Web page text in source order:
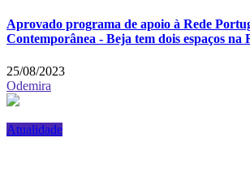
Aprovado programa de apoio à Rede
Contemporânea - Beja tem dois espaços na
25/08/2023
Odemira
Atualidade